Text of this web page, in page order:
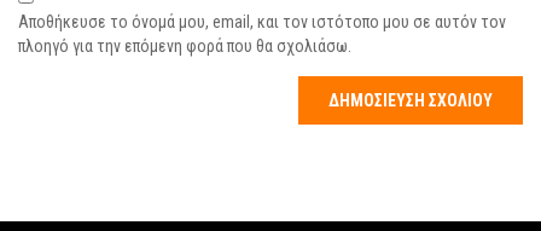
Αποθήκευσε το όνομά μου, email, και τον ιστότοπο μου σε αυτόν τον
πλοηγό για την επόμενη φορά που θα σχολιάσω.